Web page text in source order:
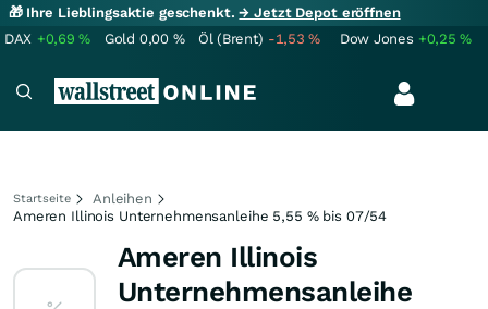
🎁 Ihre Lieblingsaktie geschenkt.→ Jetzt Depot eröffnen
DAX +0,69% Gold 0,00 % Öl (Brent) -1,53% Dow Jones +0,25%
Startseite
Anleihen
Ameren Illinois Unternehmensanleihe 5,55 % bis 07/54
Ameren Illinois
Unternehmensanleihe